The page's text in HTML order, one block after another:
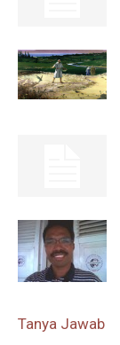
Tanya Jawab